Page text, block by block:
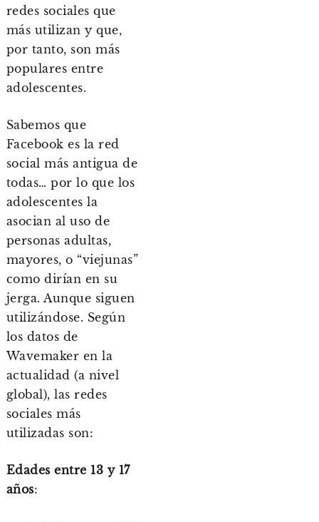
redes sociales que
más utilizan y que,
por tanto, son más
populares entre
adolescentes.
Sabemos que
Facebook es la red
social más antigua de
todas… por lo que los
adolescentes la
asocian al uso de
personas adultas,
mayores, o “viejunas”
como dirían en su
jerga. Aunque siguen
utilizándose. Según
los datos de
Wavemaker en la
actualidad (a nivel
global), las redes
sociales más
utilizadas son:
Edades entre 13 y 17
años: